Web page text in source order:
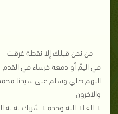
من نحن قبلك إلا نقطة غرقت
في اليمّ أو دمعة خرساء في القدم
اللهم صلي وسلم على سيدنا
والاخرون
لا اله الا الله وحده لا شريك له